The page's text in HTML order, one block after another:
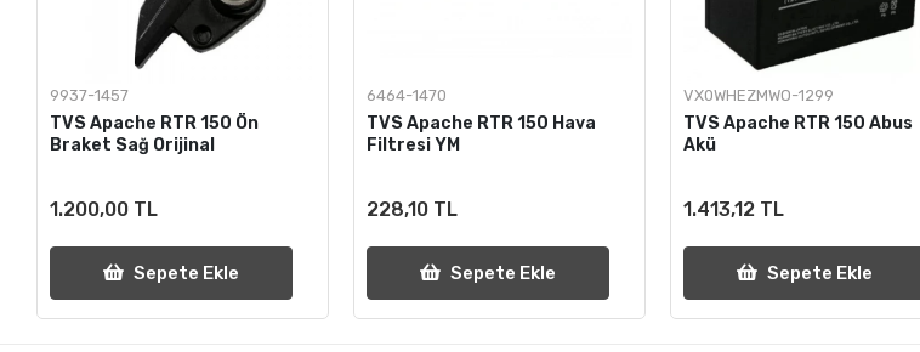
9937-1457
TVS Apache RTR 150 Ön
Braket Sağ Orijinal
1.200,00 TL
Sepete Ekle
6464-1470
TVS Apache RTR 150 Hava
Filtresi YM
228,10 TL
Sepete Ekle
VX0WHEZMWO-1299
TVS Apache RTR 150 Abus
Akü
1.413,12 TL
Sepete Ekle